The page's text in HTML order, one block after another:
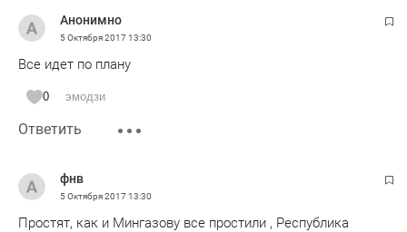
Анонимно
5 Октября 201713:30
Все идет по плану
0 эмодзи
Ответить
фнв
5 Октября 201713:30
Простят, как и Мингазову все простили , Республика